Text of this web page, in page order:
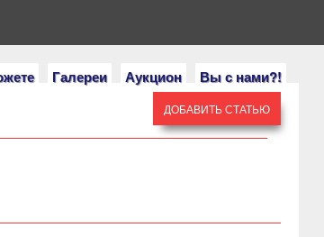
Галереи Аукцион Вы с нами?!
нашего портала. Если у вас есть коллекция,
ДОБАВИТЬ СТАТЬЮ